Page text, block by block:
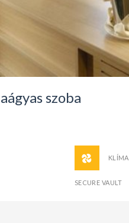
szoba
KLÍMA
SECURE VAULT